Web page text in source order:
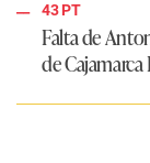
43 PT
Falta de
de Cajamarca